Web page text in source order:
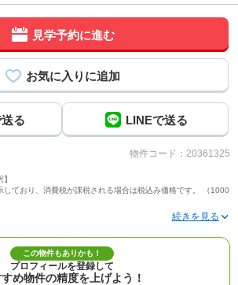
見学予約に進む
る LINEで送る
物件コード：20361325
ており、消費税が課税される場合は税込み価格です。 （1000
ス（絵）や間取り図に描かれている家具や車などは、特にコ
物価格は含まれません。
供日の２日前に最終確認した情報です。
栽、外観等実際のものとは多少異なることがあります。
展示場・ショールームの画像の場合、今回販売の物件と異な
この物件もありかも！
プロフィールを登録して
め物件の精度を上げよう！